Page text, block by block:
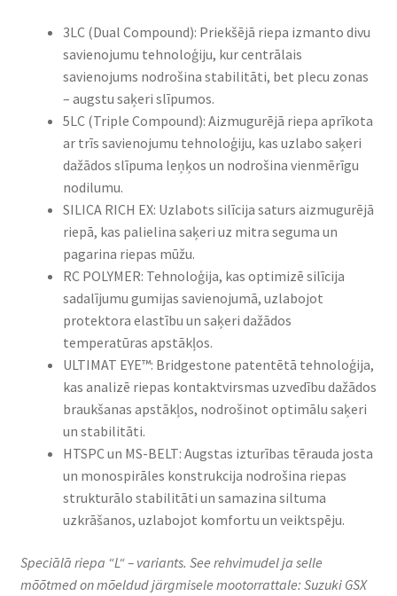
3LC (Dual Compound): Priekšējā riepa izmanto divu
savienojumu tehnoloģiju, kur centrālais
savienojums nodrošina stabilitāti, bet plecu zonas
– augstu saķeri slīpumos.​
5LC (Triple Compound): Aizmugurējā riepa aprīkota
ar trīs savienojumu tehnoloģiju, kas uzlabo saķeri
dažādos slīpuma leņķos un nodrošina vienmērīgu
nodilumu.​
SILICA RICH EX: Uzlabots silīcija saturs aizmugurējā
riepā, kas palielina saķeri uz mitra seguma un
pagarina riepas mūžu.​
RC POLYMER: Tehnoloģija, kas optimizē silīcija
sadalījumu gumijas savienojumā, uzlabojot
protektora elastību un saķeri dažādos
temperatūras apstākļos.​
ULTIMAT EYE™: Bridgestone patentētā tehnoloģija,
kas analizē riepas kontaktvirsmas uzvedību dažādos
braukšanas apstākļos, nodrošinot optimālu saķeri
un stabilitāti.​
HTSPC un MS-BELT: Augstas izturības tērauda josta
un monospirāles konstrukcija nodrošina riepas
strukturālo stabilitāti un samazina siltuma
uzkrāšanos, uzlabojot komfortu un veiktspēju.​
Speciālā riepa “L“ – variants. See rehvimudel ja selle
mõõtmed on mõeldud järgmisele mootorrattale: Suzuki GSX